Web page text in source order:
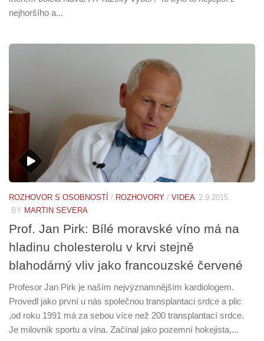
nejhoršího a...
ROZHOVOR S OSOBNOSTÍ / ROZHOVORY / VIDEA 2.9.2015
BY MARTIN SEVERA
Prof. Jan Pirk: Bílé moravské víno má na
hladinu cholesterolu v krvi stejně
blahodárný vliv jako francouzské červené
Profesor Jan Pirk je naším nejvýznamnějším kardiologem.
Provedl jako první u nás společnou transplantaci srdce a plic
,od roku 1991 má za sebou více než 200 transplantací srdce.
Je milovník sportu a vína. Začínal jako pozemní hokejista,...